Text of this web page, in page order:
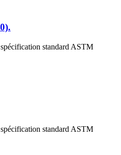
standard ASTM
standard ASTM